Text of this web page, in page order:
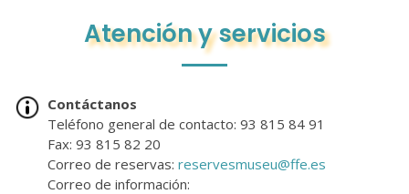
Atención y servicios
Contáctanos
Teléfono general de contacto: 93 815 84 91
Fax: 93 815 82 20
Correo de reservas:reservesmuseu@ffe.es
Correo de información: